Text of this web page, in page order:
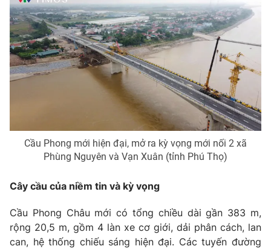
Giấy phép hoạt động báo in và báo điện tử số 483/GP-BTTTT
cấp ngày 29/12/2023
Tổng Biên tập:Vũ Thanh Thủy
Phó Tổng Biên tập:Nguyễn Thị Mỹ Hạnh, Phạm Quốc Thắng,
Nguyễn Trọng Ninh
024.38 355 931 - 024.38 355 932
024.66 897 897
Liên hệ quảng cáo:024-7300.7108
Cầu Phong mới hiện đại, mở ra kỳ vọng mới nối 2 xã
Phùng Nguyên và Vạn Xuân (tỉnh Phú Thọ)
Cây cầu của niềm tin và kỳ vọng
Cầu Phong Châu mới có tổng chiều dài gần 383 m,
rộng 20,5 m, gồm 4 làn xe cơ giới, dải phân cách, lan
can, hệ thống chiếu sáng hiện đại. Các tuyến đường